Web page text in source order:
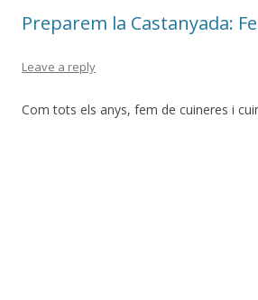
Preparem la Castanyada:
Leave a reply
Com tots els anys, fem de cuineres i